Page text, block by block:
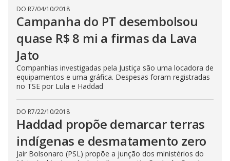
DO R7/04/10/2018
Campanha do PT desembolsou
quase R$ 8 mi a firmas da Lava
Jato
Companhias investigadas pela Justiça são uma locadora de
equipamentos e uma gráfica. Despesas foram registradas
no TSE por Lula e Haddad
DO R7/22/10/2018
Haddad propõe demarcar terras
indígenas e desmatamento zero
Jair Bolsonaro (PSL) propõe a junção dos ministérios do